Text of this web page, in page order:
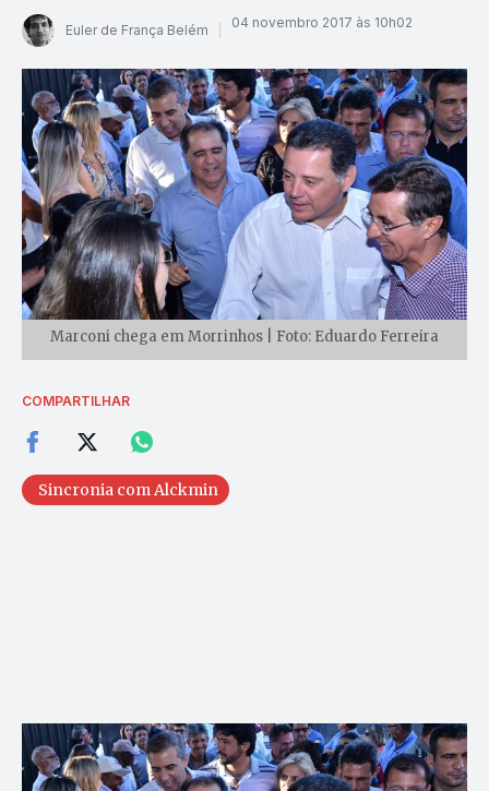
Euler de França Belém 04 novembro 2017 às 10h02
Marconi chega em Morrinhos | Foto: Eduardo Ferreira
COMPARTILHAR
Sincronia com Alckmin